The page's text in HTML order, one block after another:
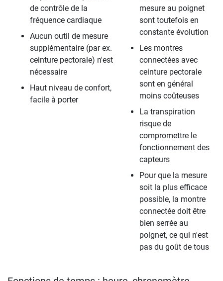
de contrôle de la
fréquence cardiaque
Aucun outil de mesure
supplémentaire (par ex.
ceinture pectorale) n'est
nécessaire
Haut niveau de confort,
facile à porter
mesure au poignet
sont toutefois en
constante évolution
Les montres
connectées avec
ceinture pectorale
sont en général
moins coûteuses
La transpiration
risque de
compromettre le
fonctionnement des
capteurs
Pour que la mesure
soit la plus efficace
possible, la montre
connectée doit être
bien serrée au
poignet, ce qui n'est
pas du goût de tous